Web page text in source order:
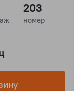
203
номер